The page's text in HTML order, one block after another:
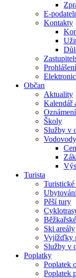
E-
Kontakty
Občan
Aktuality
Kalendář
Oznámení
Školy
Služby v
Turista
Pěší tury
Ski areály
Vyjížďky
Služby v
Poplatky
Poplatek
Poplatek